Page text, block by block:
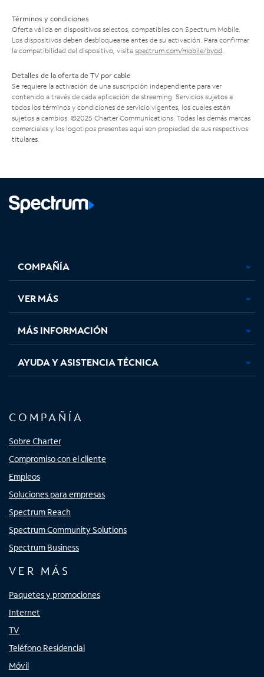
Términos y condiciones
Oferta válida en dispositivos selectos, compatibles con Spectrum Mobile.
Los dispositivos deben desbloquearse antes de su activación. Para confirmar
la compatibilidad del dispositivo, visita spectrum.com/mobile/byod
Detalles de la oferta de TV por cable
Se requiere la activación de una suscripción independiente para ver
contenido a través de cada aplicación de streaming. Servicios sujetos a
todos los términos y condiciones de servicio vigentes, los cuales están
sujetos a cambios. ©2025 Charter Communications. Todas las demás marcas
comerciales y los logotipos presentes aquí son propiedad de sus respectivos
titulares.
abre
en
pestaña
nueva
abre
en
pestaña
nueva
abre
en
pestaña
nueva
en
nueva
COMPAÑÍA
VER MÁS
MÁS INFORMACIÓN
AYUDA Y ASISTENCIA TÉCNICA
COMPAÑÍA
Sobre Charter
Compromiso con el cliente
Empleos
Soluciones para empresas
Spectrum Reach
Spectrum Community Solutions
Spectrum Business
VER MÁS
Paquetes y promociones
Internet
TV
Teléfono Residencial
Móvil